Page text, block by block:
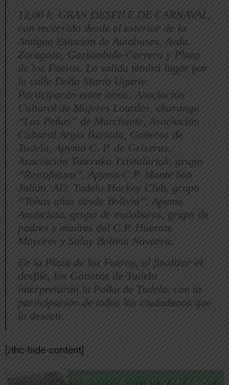
12,00 h. GRAN DESFILE DE CARNAVAL,
con recorrido desde el exterior de la
Antigua Estación de Autobuses, Avda.
Zaragoza, Gaztambide-Carrera y Plaza
de los Fueros. La salida tendrá lugar por
la calle Doña María Ugarte.
Participarán entre otros: Asociación
Cultural de Mujeres Lourdes, charanga
“Las Peñas” de Murchante, Asociación
Cultural Argia Ikastola, Gaiteros de
Tudela, Apyma C. P. de Griseras,
Asociación Tuterako Txistulariak, grupo
“Retrofuturo”, Apyma C.P. Monte San
Julián, AD. Tudela Hockey Club, grupo
“Tobas añas desde Bolivia”, Apyma
Anunciata, grupo de malabares, grupo de
padres y madres del C.P. Huertas
Mayores y Salay Bolivia Navarra.
En la Plaza de los Fueros, al finalizar el
desfile, los Gaiteros de Tudela
interpretarán la Polka de Tudela, con la
participación de todos los ciudadanos que
lo deseen.
[/ihc-hide-content]